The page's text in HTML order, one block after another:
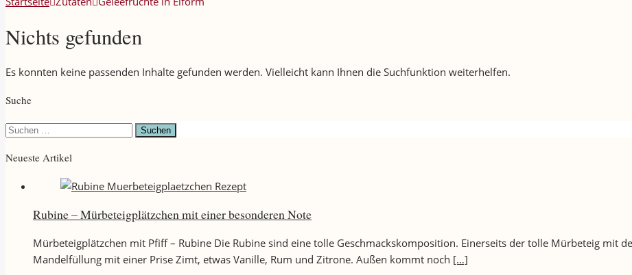
Nichts gefunden
Es konnten keine passenden Inhalte gefunden werden. Vielleicht kann Ihnen die Suchfunktion weiterhelfen.
Suche
Suchen
Neueste Artikel
Rubine – Mürbeteigplätzchen mit einer besonderen Note
Mürbeteigplätzchen mit Pfiff – Rubine Die Rubine sind eine tolle Geschmackskomposition. Einerseits der tolle Mürbeteig mit
Mandelfüllung mit einer Prise Zimt, etwas Vanille, Rum und Zitrone. Außen kommt noch […]